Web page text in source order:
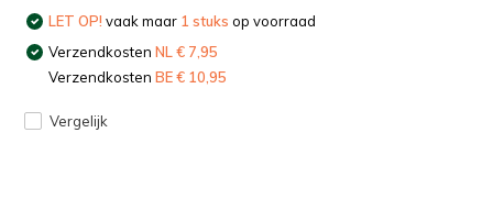
LET OP! vaak maar 1 stuks op voorraad
VerzendkostenNL € 7,95
VerzendkostenBE € 10,95
Vergelijk